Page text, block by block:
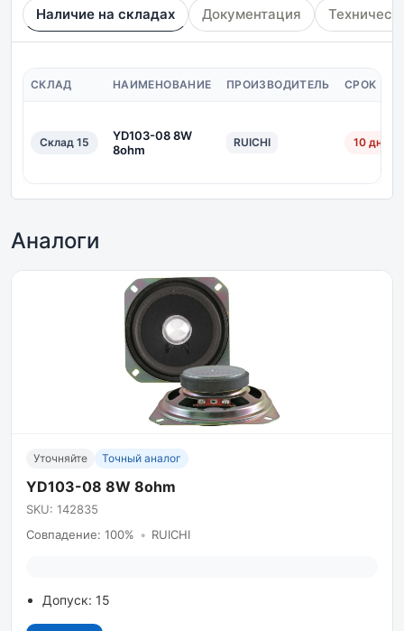
Наличие на складах Документация
СКЛАД НАИМЕНОВАНИЕ ПРОИЗВОДИТЕЛЬ СРОК
Склад 15
YD103-08 8W
8ohm
RUICHI 10 дн.
Аналоги
Уточняйте Точный аналог
YD103-08 8W 8ohm
SKU: 142835
Совпадение: 100% • RUICHI
Допуск: 15